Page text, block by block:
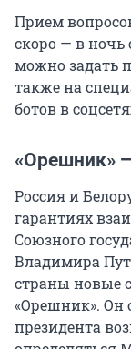
Прием
скоро — в ночь
можно задать
также на
ботов в
«Орешник»
Россия и
гарантиях
Союзного
Владимира
страны новые
«Орешник». Он
президента